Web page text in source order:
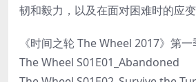
韧和毅力，以及在面对困难时的应变
《时间之轮 The Wheel 2017》第
The Wheel S01E01_Abandoned